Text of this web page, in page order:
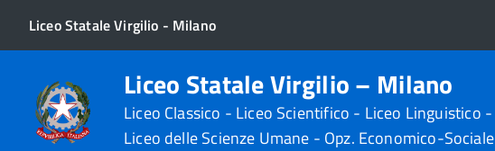
Liceo Statale Virgilio - Milano
Liceo Statale Virgilio – Milano
Liceo Classico - Liceo Scientifico - Liceo Linguistico -
Liceo delle Scienze Umane - Opz. Economico-Sociale